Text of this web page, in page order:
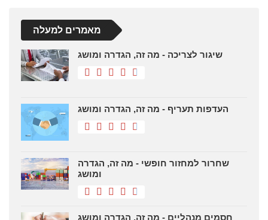
מאמרים למעלה
שיגור לצריכה - מה זה, הגדרה ומושג
העדפות תעריף - מה זה, הגדרה ומושג
שחרור למחזור חופשי - מה זה, הגדרה
ומושג
חסמים מנהליים - מה זה, הגדרה ומושג